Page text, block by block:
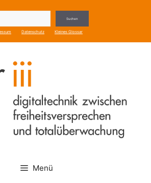
Suchen
Datenschutz Kleines Glossar
Menü